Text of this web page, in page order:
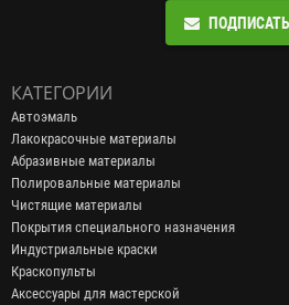
КАТЕГОРИИ
Автоэмаль
Лакокрасочные материалы
Абразивные материалы
Полировальные материалы
Чистящие материалы
Покрытия специального назначения
Индустриальные краски
Краскопульты
Аксессуары для мастерской